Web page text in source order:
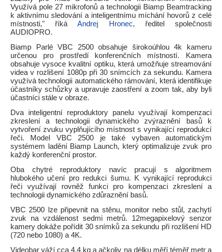
Využívá pole 27 mikrofonů a technologii Biamp Beamtracking
k aktivnímu sledování a inteligentnímu míchání hovorů z celé
místnosti," říkáAndrej Hronec, ředitel společnosti
AUDIOPRO.
Biamp Parlé VBC 2500 obsahuje širokoúhlou 4k kameru
určenou pro prostředí konferenčních místností. Kamera
obsahuje vysoce kvalitní optiku, která umožňuje streamování
videa v rozlišení 1080p při 30 snímcích za sekundu. Kamera
využívá technologii automatického rámování, která identifikuje
účastníky schůzky a upravuje zaostření a zoom tak, aby byli
účastníci stále v obraze.
Dva inteligentní reproduktory panelu využívají kompenzaci
zkreslení a technologii dynamického zvýraznění basů k
vytvoření zvuku vyplňujícího místnost s vynikající reprodukcí
řeči. Model VBC 2500 je také vybaven automatickým
systémem ladění Biamp Launch, který optimalizuje zvuk pro
každý konferenční prostor.
Oba chytré reproduktory navíc pracují s algoritmem
hlubokého učení pro redukci šumu. K vynikající reprodukci
řeči využívají rovněž funkci pro kompenzaci zkreslení a
technologii dynamického zdůraznění basů.
VBC 2500 lze připevnit na stěnu, monitor nebo stůl, zachytí
zvuk na vzdálenost sedmi metrů. 12megapixelový senzor
kamery dokáže pořídit 30 snímků za sekundu při rozlišení HD
(720 nebo 1080) a 4K.
Videobar váží cca 4,4 kg a ačkoliv na délku měří téměř metr a